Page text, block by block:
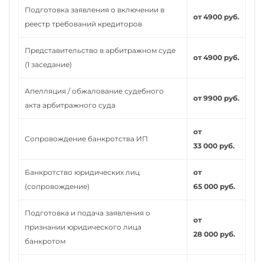
Подготовка заявления о включении в
реестр требований кредиторов
от 4900 руб.
Представительство в арбитражном суде
(1 заседание)
от 4900 руб.
Апелляция / обжалование судебного
акта арбитражного суда
от 9900 руб.
Сопровождение банкротства ИП
от
33 000 руб.
Банкротство юридических лиц
(сопровождение)
от
65 000 руб.
Подготовка и подача заявления о
признании юридического лица
банкротом
от
28 000 руб.